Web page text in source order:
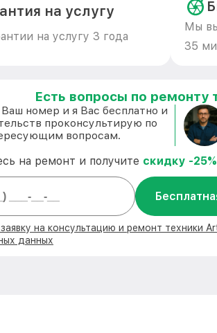
на услугу
на услугу 3 года
Мы
35
Есть вопросы по ремонту
номер и я Вас бесплатно и
проконсультирую по
вопросам.
на ремонт и получите скидку -25%
на консультацию и ремонт техники
данных